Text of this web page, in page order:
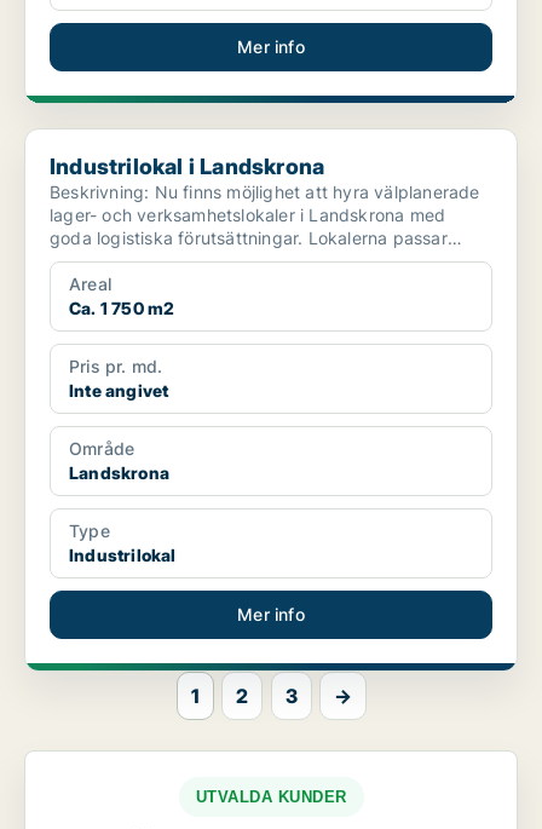
Mer info
Industrilokal i Landskrona
Industrilokal i Landskrona
Beskrivning: Nu finns möjlighet att hyra välplanerade
lager- och verksamhetslokaler i Landskrona med
goda logistiska förutsättningar. Lokalerna passar
per...
Areal
Ca. 1 750 m2
Pris pr. md.
Inte angivet
Område
Landskrona
Type
Industrilokal
Mer info
1 2 3 →
UTVALDA KUNDER